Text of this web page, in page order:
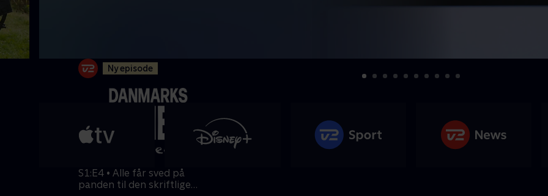
Ny episode
S1:E4 • Alle får sved på
panden til den skriftlige